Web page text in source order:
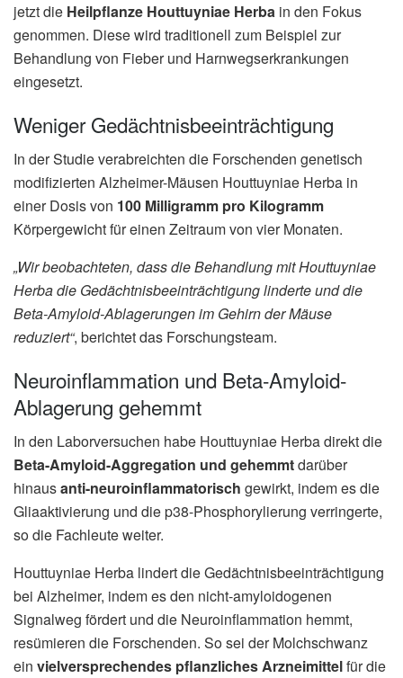
jetzt die Heilpflanze Houttuyniae Herba in den Fokus
genommen. Diese wird traditionell zum Beispiel zur
Behandlung von Fieber und Harnwegserkrankungen
eingesetzt.
Weniger Gedächtnisbeeinträchtigung
In der Studie verabreichten die Forschenden genetisch
modifizierten Alzheimer-Mäusen Houttuyniae Herba in
einer Dosis von 100 Milligramm pro Kilogramm
Körpergewicht für einen Zeitraum von vier Monaten.
„Wir beobachteten, dass die Behandlung mit Houttuyniae
Herba die Gedächtnisbeeinträchtigung linderte und die
Beta-Amyloid-Ablagerungen im Gehirn der Mäuse
reduziert“, berichtet das Forschungsteam.
Neuroinflammation und Beta-Amyloid-
Ablagerung gehemmt
In den Laborversuchen habe Houttuyniae Herba direkt die
Beta-Amyloid-Aggregation und gehemmtdarüber
hinausanti-neuroinflammatorisch gewirkt, indem es die
Gliaaktivierung und die p38-Phosphorylierung verringerte,
so die Fachleute weiter.
Houttuyniae Herba lindert die Gedächtnisbeeinträchtigung
bei Alzheimer, indem es den nicht-amyloidogenen
Signalweg fördert und die Neuroinflammation hemmt,
resümieren die Forschenden. So sei der Molchschwanz
ein vielversprechendes pflanzliches Arzneimittelfür die